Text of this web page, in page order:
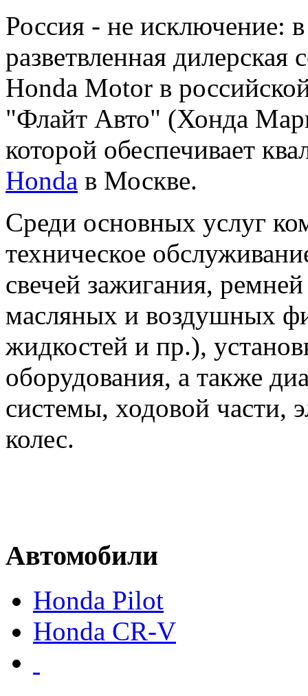
Россия - не исключение:
разветвленная дилерская
Honda Motor в
"Флайт Авто" (Хонда
которой обеспечивает
Honda в Москве.
Среди основных услуг
техническое
свечей зажигания,
масляных и воздушных
жидкостей и пр.),
оборудования, а также
системы, ходовой части,
колес.
Автомобили
Honda Pilot
Honda CR-V